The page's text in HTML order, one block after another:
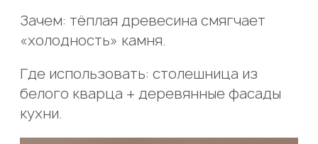
Зачем: тёплая древесина смягчает
«холодность» камня.
Где использовать: столешница из
белого кварца + деревянные фасады
кухни.